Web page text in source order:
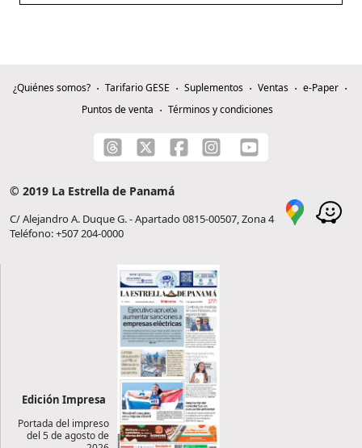
¿Quiénes somos? Tarifario GESE Suplementos Ventas
e-Paper
Puntos de venta
Términos y condiciones
© 2019 La Estrella de Panamá
C/ Alejandro A. Duque G. - Apartado 0815-00507, Zona 4
Teléfono: +507 204-0000
Edición Impresa
Portada del impreso
del 5 de agosto de